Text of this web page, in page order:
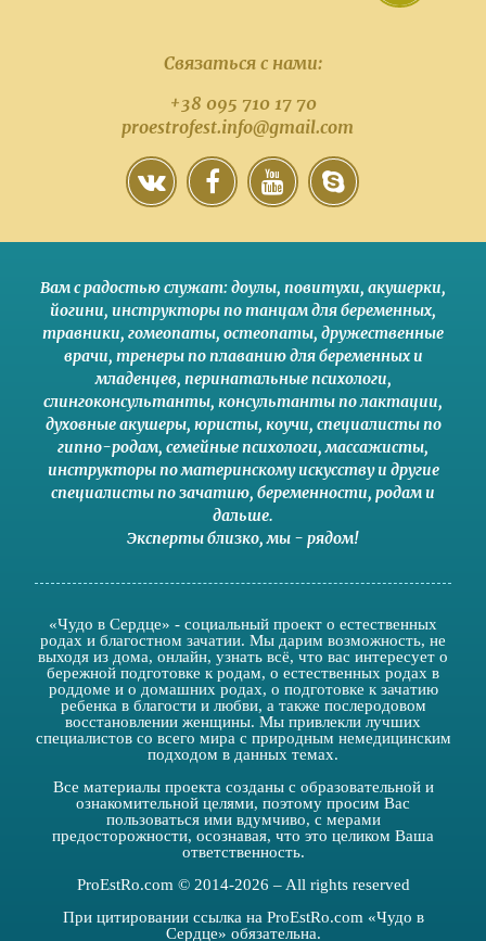
Связаться с нами:
+38 095 710 17 70
proestrofest.info@gmail.com
Вам с радостью служат:доулы, повитухи, акушерки,
йогини, инструкторы по танцам для беременных,
травники, гомеопаты, остеопаты, дружественные
врачи, тренеры по плаванию для беременных и
младенцев, перинатальные психологи,
слингоконсультанты, консультанты по лактации,
духовные акушеры, юристы, коучи, специалисты по
гипно-родам, семейные психологи,массажисты,
инструкторы по материнскому искусствуи другие
специалисты по зачатию, беременности, родами
дальше.
Эксперты близко,мы - рядом!
«Чудо в Сердце» - социальный проект о естественных
родах и благостном зачатии. Мы дарим возможность, не
выходя из дома, онлайн, узнать всё, что вас интересует о
бережной подготовке к родам, о естественных родах в
роддоме и о домашних родах, о подготовке к зачатию
ребенка в благости и любви, а также послеродовом
восстановлении женщины. Мы привлекли лучших
специалистов со всего мира с природным немедицинским
подходом в данных темах.
Все материалы проекта созданы с образовательной и
ознакомительной целями, поэтому просим Вас
пользоваться ими вдумчиво, с мерами
предосторожности, осознавая, что это целиком Ваша
ответственность.
ProEstRo.com © 2014-2026 – All rights reserved
При цитировании ссылка на ProEstRo.com «Чудо в
Сердце» обязательна.